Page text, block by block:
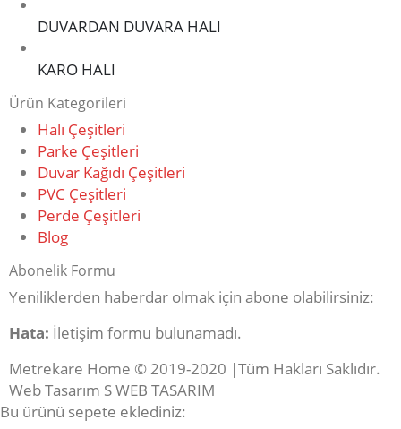
DUVARDAN DUVARA HALI
KARO HALI
Ürün Kategorileri
Halı Çeşitleri
Parke Çeşitleri
Duvar Kağıdı Çeşitleri
PVC Çeşitleri
Perde Çeşitleri
Blog
Abonelik Formu
Yeniliklerden haberdar olmak için abone olabilirsiniz:
Hata: İletişim formu bulunamadı.
Metrekare Home © 2019-2020 |Tüm Hakları Saklıdır.
Web Tasarım S WEB TASARIM
Bu ürünü sepete eklediniz: